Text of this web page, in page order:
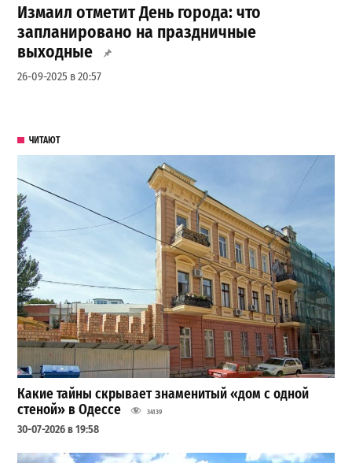
Измаил отметит День города: что
запланировано на праздничные
выходные
26-09-2025 в 20:57
ЧИТАЮТ
Какие тайны скрывает знаменитый «дом с одной
стеной» в Одессе
34139
30-07-2026 в 19:58